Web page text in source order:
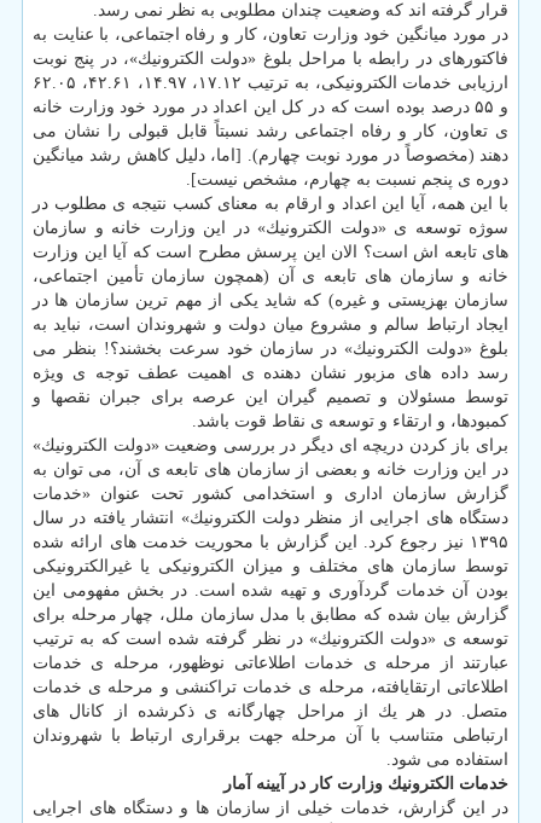
قرار گرفته اند كه وضعیت چندان مطلوبی به نظر نمی رسد.
در مورد میانگین خود وزارت تعاون، كار و رفاه اجتماعی، با عنایت به
فاكتورهای در رابطه با مراحل بلوغ «دولت الكترونیك»، در پنج نوبت
ارزیابی خدمات الكترونیكی، به ترتیب ۱۷.۱۲، ۱۴.۹۷، ۴۲.۶۱، ۶۲.۰۵
و ۵۵ درصد بوده است كه در كل این اعداد در مورد خود وزارت خانه
ی تعاون، كار و رفاه اجتماعی رشد نسبتاً قابل قبولی را نشان می
دهند (مخصوصاً در مورد نوبت چهارم). [اما، دلیل كاهش رشد میانگین
دوره ی پنجم نسبت به چهارم، مشخص نیست].
با این همه، آیا این اعداد و ارقام به معنای كسب نتیجه ی مطلوب در
سوژه توسعه ی «دولت الكترونیك» در این وزارت خانه و سازمان
های تابعه اش است؟ الان این پرسش مطرح است كه آیا این وزارت
خانه و سازمان های تابعه ی آن (همچون سازمان تأمین اجتماعی،
سازمان بهزیستی و غیره) كه شاید یكی از مهم ترین سازمان ها در
ایجاد ارتباط سالم و مشروع میان دولت و شهروندان است، نباید به
بلوغ «دولت الكترونیك» در سازمان خود سرعت بخشند؟! بنظر می
رسد داده های مزبور نشان دهنده ی اهمیت عطف توجه ی ویژه
توسط مسئولان و تصمیم گیران این عرصه برای جبران نقصها و
كمبودها، و ارتقاء و توسعه ی نقاط قوت باشد.
برای باز كردن دریچه ای دیگر در بررسی وضعیت «دولت الكترونیك»
در این وزارت خانه و بعضی از سازمان های تابعه ی آن، می توان به
گزارش سازمان اداری و استخدامی كشور تحت عنوان «خدمات
دستگاه های اجرایی از منظر دولت الكترونیك» انتشار یافته در سال
۱۳۹۵ نیز رجوع كرد. این گزارش با محوریت خدمت های ارائه شده
توسط سازمان های مختلف و میزان الكترونیكی یا غیرالكترونیكی
بودن آن خدمات گردآوری و تهیه شده است. در بخش مفهومی این
گزارش بیان شده كه مطابق با مدل سازمان ملل، چهار مرحله برای
توسعه ی «دولت الكترونیك» در نظر گرفته شده است كه به ترتیب
عبارتند از مرحله ی خدمات اطلاعاتی نوظهور، مرحله ی خدمات
اطلاعاتی ارتقایافته، مرحله ی خدمات تراكنشی و مرحله ی خدمات
متصل. در هر یك از مراحل چهارگانه ی ذكرشده از كانال های
ارتباطی متناسب با آن مرحله جهت برقراری ارتباط با شهروندان
استفاده می شود.
خدمات الكترونیك وزارت كار در آیینه آمار
در این گزارش، خدمات خیلی از سازمان ها و دستگاه های اجرایی